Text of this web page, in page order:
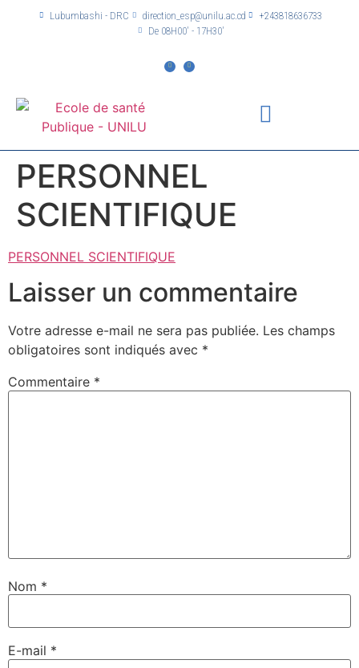
Lubumbashi - DRC direction_esp@unilu.ac.cd
+243818636733
De 08H00' - 17H30'
PERSONNEL
SCIENTIFIQUE
PERSONNEL SCIENTIFIQUE
Laisser un commentaire
Votre adresse e-mail ne sera pas publiée. Les champs
obligatoires sont indiqués avec *
Commentaire *
Nom *
E-mail *